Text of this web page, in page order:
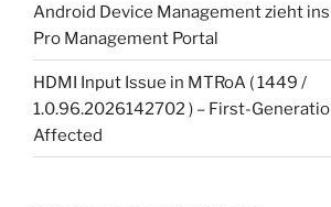
Android Device Management zieht ins
Pro Management Portal
HDMI Input Issue in MTRoA ( 1449 /
1.0.96.2026142702 ) – First-
Affected